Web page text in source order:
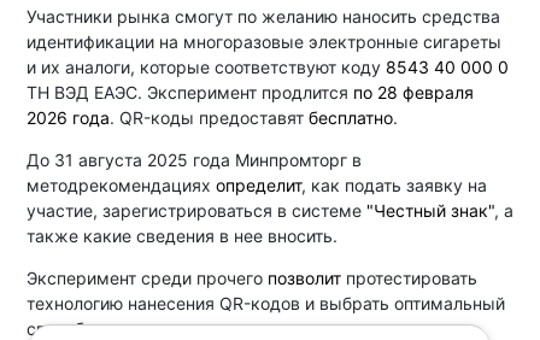
Участники рынка смогут по желанию наносить средства
идентификации на многоразовые электронные сигареты
и их аналоги, которые соответствуют коду 8543 40 000 0
ТН ВЭД ЕАЭС. Эксперимент продлится по 28 февраля
2026 года. QR-коды предоставят бесплатно.
До 31 августа 2025 года Минпромторг в
методрекомендациях определит, как подать заявку на
участие, зарегистрироваться в системе "Честный знак", а
также какие сведения в нее вносить.
Эксперимент среди прочего позволитпротестировать
технологию нанесения QR-кодов и выбрать оптимальный
способ.